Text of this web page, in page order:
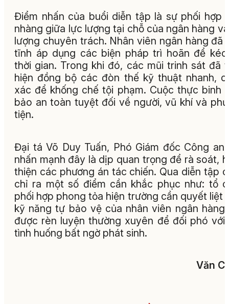
Điểm nhấn của buổi diễn tập là sự phối hợp
nhàng giữa lực lượng tại chỗ của ngân hàng
lượng chuyên trách. Nhân viên ngân hàng đã
tĩnh áp dụng các biện pháp trì hoãn để
thời gian. Trong khi đó, các mũi trinh sát đã
hiện đồng bộ các đòn thế kỹ thuật nhanh,
xác để khống chế tội phạm. Cuộc thực binh
bảo an toàn tuyệt đối về người, vũ khí và
tiện.
Đại tá Võ Duy Tuấn, Phó Giám đốc Công an
nhấn mạnh đây là dịp quan trọng để rà soát,
thiện các phương án tác chiến. Qua diễn tập
chỉ ra một số điểm cần khắc phục như: tổ
phối hợp phong tỏa hiện trường cần quyết liệt
kỹ năng tự bảo vệ của nhân viên ngân hàng
được rèn luyện thường xuyên để đối phó với
tình huống bất ngờ phát sinh.
Văn